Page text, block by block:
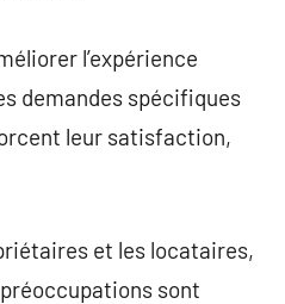
l’expérience
demandes spécifiques
leur satisfaction,
et les locataires,
sont